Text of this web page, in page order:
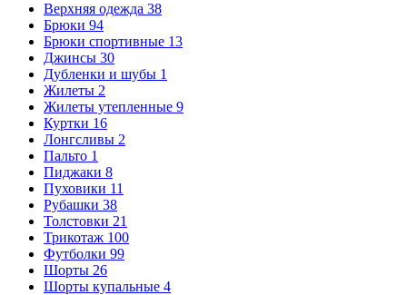
Верхняя одежда 38
Брюки 94
Брюки спортивные 13
Джинсы 30
Дубленки и шубы 1
Жилеты 2
Жилеты утепленные 9
Куртки 16
Лонгсливы 2
Пальто 1
Пиджаки 8
Пуховики 11
Рубашки 38
Толстовки 21
Трикотаж 100
Футболки 99
Шорты 26
Шорты купальные 4